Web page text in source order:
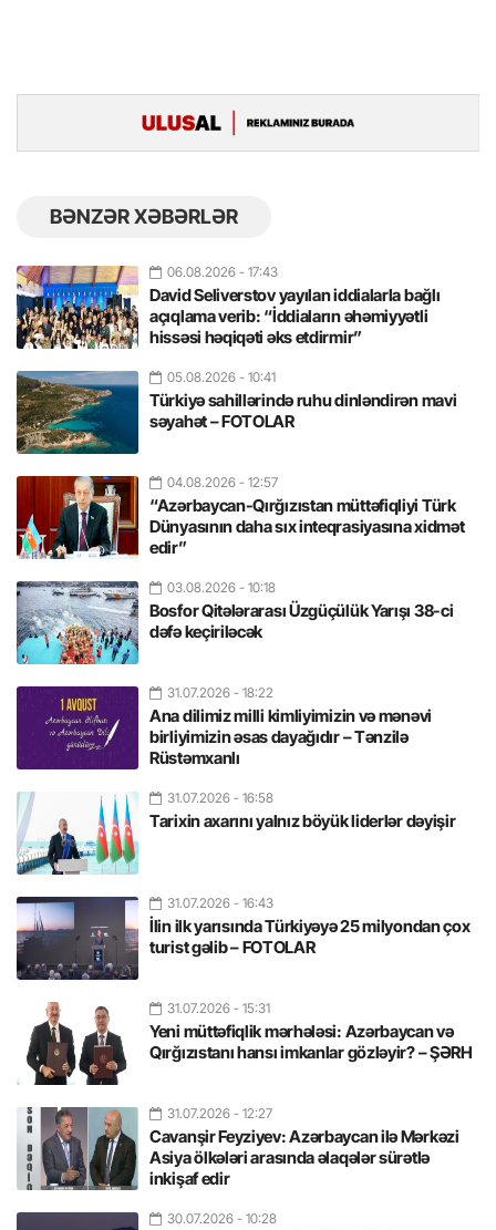
BƏNZƏR XƏBƏRLƏR
06.08.2026 - 17:43
David Seliverstov yayılan iddialarla bağlı
açıqlama verib: “İddiaların əhəmiyyətli
hissəsi həqiqəti əks etdirmir”
05.08.2026 - 10:41
Türkiyə sahillərində ruhu dinləndirən mavi
səyahət – FOTOLAR
04.08.2026 - 12:57
“Azərbaycan-Qırğızıstan müttəfiqliyi Türk
Dünyasının daha sıx inteqrasiyasına xidmət
edir”
03.08.2026 - 10:18
Bosfor Qitələrarası Üzgüçülük Yarışı 38-ci
dəfə keçiriləcək
31.07.2026 - 18:22
Ana dilimiz milli kimliyimizin və mənəvi
birliyimizin əsas dayağıdır – Tənzilə
Rüstəmxanlı
31.07.2026 - 16:58
Tarixin axarını yalnız böyük liderlər dəyişir
31.07.2026 - 16:43
İlin ilk yarısında Türkiyəyə 25 milyondan çox
turist gəlib – FOTOLAR
31.07.2026 - 15:31
Yeni müttəfiqlik mərhələsi: Azərbaycan və
Qırğızıstanı hansı imkanlar gözləyir? – ŞƏRH
31.07.2026 - 12:27
Cavanşir Feyziyev: Azərbaycan ilə Mərkəzi
Asiya ölkələri arasında əlaqələr sürətlə
inkişaf edir
30.07.2026 - 10:28